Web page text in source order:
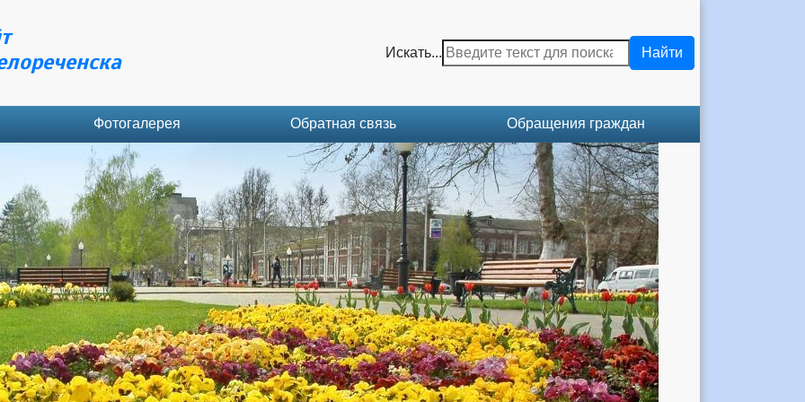
Искать... Найти
Фотогалерея Обратная связь Обращения граждан